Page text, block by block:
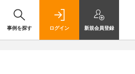
事例を探す ログイン 新規会員登録